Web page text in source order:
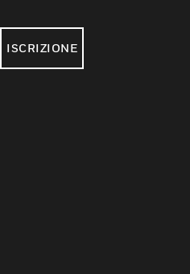
ISCRIZIONE